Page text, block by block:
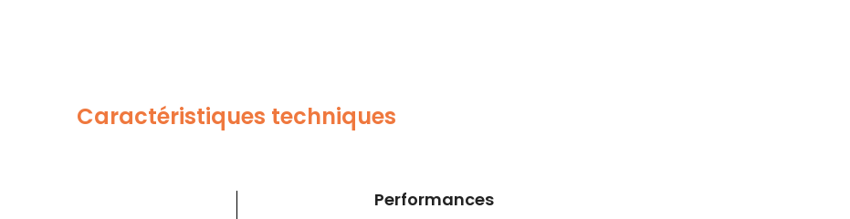
Caractéristiques techniques
Performances